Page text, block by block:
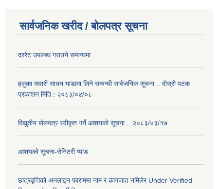
सार्वजनिक खरीद / बोलपत्र सूचना
दररेट उपलब्ध गराउने सम्बन्धमा
हलुका सवारी साधन भाडामा लिने सम्बन्धी सार्वजनिक सूचना .. दोस्रो पटक
प्रकाशन मिति : २०८३/०४/०८
विद्युतीय बोलपत्र स्वीकृत गर्ने आशयको सूचना... २०८३/०३/१७
आशयको सूचना-सेनिटरी प्याड
छात्रवृत्तिको अनलाइन फाराममा नाम र कागजात नमिलेर Under Verified